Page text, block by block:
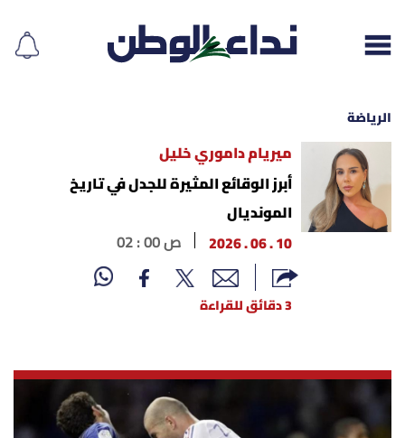
إقرأ الجريدة
لبنان
محليات
أسرار
الرياضة
ميريام داموري خليل
أبرز الوقائع المثيرة للجدل في تاريخ
المونديال
10 . 06 . 2026
02 : 00 ص
3 دقائق للقراءة